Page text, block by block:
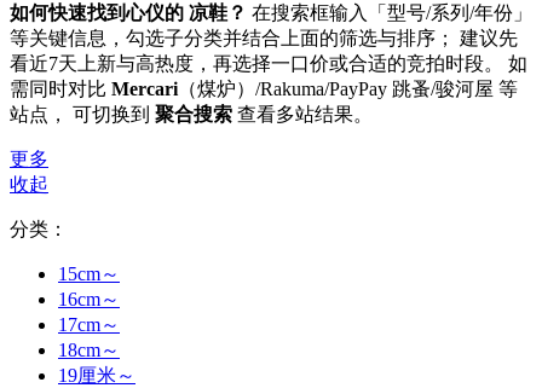
如何快速找到心仪的 凉鞋？ 在搜索框输入「型号/系列/年份」
等关键信息，勾选子分类并结合上面的筛选与排序； 建议先
看近7天上新与高热度，再选择一口价或合适的竞拍时段。 如
需同时对比 Mercari （煤炉）/Rakuma/PayPay 跳蚤/骏河屋 等
站点， 可切换到 聚合搜索 查看多站结果。
更多
收起
分类：
15cm～
16cm～
17cm～
18cm～
19厘米～